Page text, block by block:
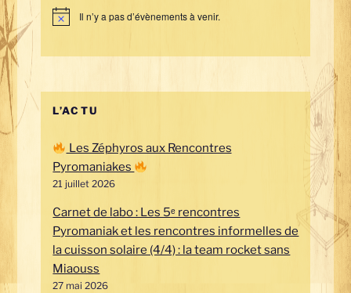
N
i
Il n’y a pas d’évènements à venir.
L’ACTU
Les Zéphyros aux Rencontres
Pyromaniakes
21 juillet 2026
Carnet de labo : Les 5ᵉ rencontres
Pyromaniak et les rencontres informelles de
la cuisson solaire (4/4) : la team rocket sans
Miaouss
27 mai 2026